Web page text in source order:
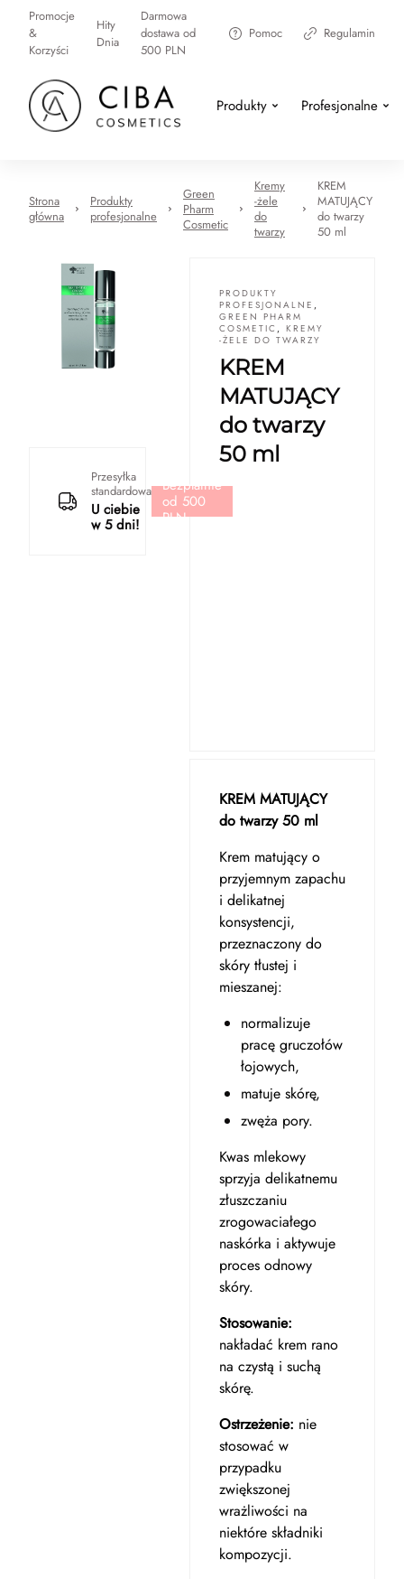
Promocje
&
Korzyści
Hity
Dnia
Darmowa
dostawa od
500 PLN
Pomoc Regulamin
Produkty Profesjonalne
Strona
główna
Produkty
profesjonalne
Green
Pharm
Cosmetic
Kremy
-żele
do
twarzy
KREM
MATUJĄCY
do twarzy
50 ml
Przesyłka
standardowa
U ciebie
w 5 dni!
Bezpłatnie
od 500
PLN
PRODUKTY
PROFESJONALNE ,
GREEN PHARM
COSMETIC , KREMY
-ŻELE DO TWARZY
KREM
MATUJĄCY
do twarzy
50 ml
KREM MATUJĄCY
do twarzy 50 ml
Krem matujący o
przyjemnym zapachu
i delikatnej
konsystencji,
przeznaczony do
skóry tłustej i
mieszanej:
normalizuje
pracę gruczołów
łojowych,
matuje skórę,
zwęża pory.
Kwas mlekowy
sprzyja delikatnemu
złuszczaniu
zrogowaciałego
naskórka i aktywuje
proces odnowy
skóry.
Stosowanie:
nakładać krem rano
na czystą i suchą
skórę.
Ostrzeżenie: nie
stosować w
przypadku
zwiększonej
wrażliwości na
niektóre składniki
kompozycji.